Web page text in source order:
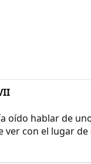
oído hablar de
con el lugar de